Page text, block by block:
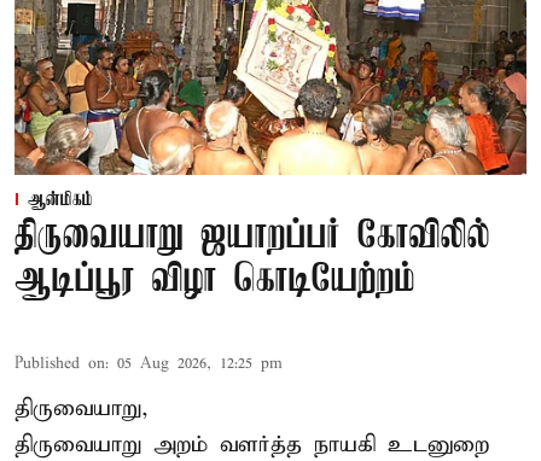
ஆன்மிகம்
திருவையாறு ஜயாறப்பர் கோவிலில்
ஆடிப்பூர விழா கொடியேற்றம்
Published on: 05 Aug 2026, 12:25 pm
திருவையாறு,
திருவையாறு அறம் வளர்த்த நாயகி உடனுறை